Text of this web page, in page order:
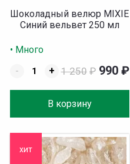
Шоколадный велюр MIXIE
Синий вельвет 250 мл
• Много
-
+
В корзину
1 250 ₽ 990 ₽
хит